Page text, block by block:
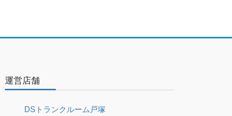
運営店舗
DSトランクルーム戸塚